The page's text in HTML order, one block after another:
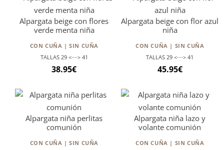
Alpargata beige con flores
verde menta niña
CON CUÑA | SIN CUÑA
TALLAS 29 <····> 41
38.95€
Alpargata beige con flor azul
niña
CON CUÑA | SIN CUÑA
TALLAS 29 <····> 41
45.95€
Alpargata niña perlitas
comunión
CON CUÑA | SIN CUÑA
Alpargata niña lazo y
volante comunión
CON CUÑA | SIN CUÑA